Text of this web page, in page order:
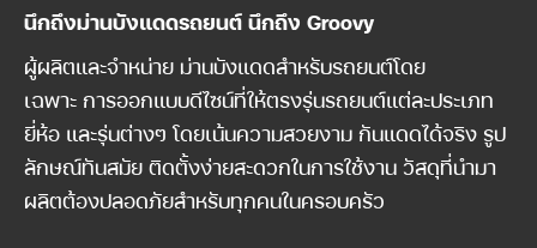
นึกถึงม่านบังแดดรถยนต์ นึกถึง Groovy
ผู้ผลิตและจำหน่าย ม่านบังแดดสำหรับรถยนต์โดย
เฉพาะ การออกแบบดีไซน์ที่ให้ตรงรุ่นรถยนต์แต่ละประเภท
ยี่ห้อ และรุ่นต่างๆ โดยเน้นความสวยงาม กันแดดได้จริง รูป
ลักษณ์ทันสมัย ติดตั้งง่ายสะดวกในการใช้งาน วัสดุที่นำมา
ผลิตต้องปลอดภัยสำหรับทุกคนในครอบครัว